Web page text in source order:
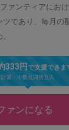
ァンティアにお
ツであり、毎月の
333円 で支援できま
算・小数点四捨五入
ァンになる